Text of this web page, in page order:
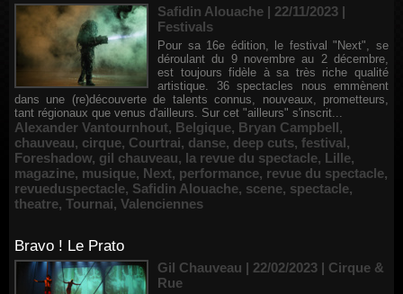
Safidin Alouache | 22/11/2023 |
Festivals
Pour sa 16e édition, le festival "Next", se
déroulant du 9 novembre au 2 décembre,
est toujours fidèle à sa très riche qualité
artistique. 36 spectacles nous emmènent
dans une (re)découverte de talents connus, nouveaux, prometteurs,
tant régionaux que venus d'ailleurs. Sur cet "ailleurs" s'inscrit...
Alexander Vantournhout, Belgique, Bryan Campbell,
chauveau, cirque, Courtrai, danse, deep cuts, festival,
Foreshadow, gil chauveau, la revue du spectacle, Lille,
magazine, musique, Next, performance, revue du spectacle,
revueduspectacle, Safidin Alouache, scene, spectacle,
theatre, Tournai, Valenciennes
Bravo ! Le Prato
Gil Chauveau | 22/02/2023 | Cirque &
Rue